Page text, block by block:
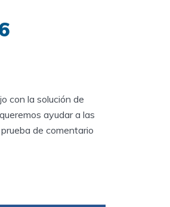
con la solución de
ayudar a las
de comentario